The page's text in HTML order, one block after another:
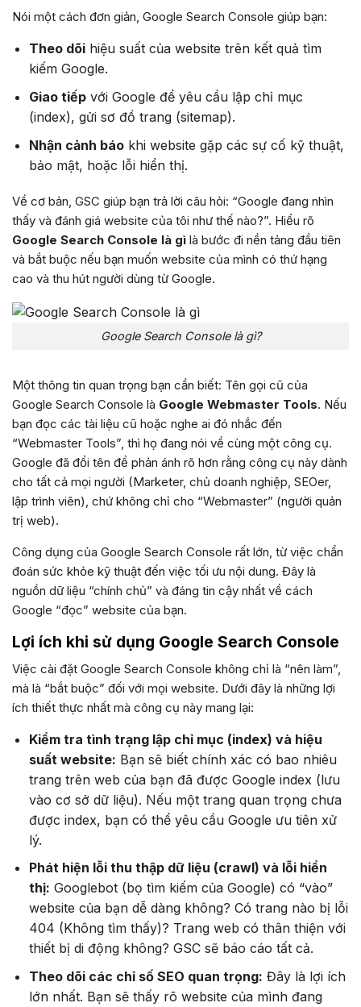
Nói một cách đơn giản, Google Search Console giúp bạn:
Theo dõihiệu suất của website trên kết quả tìm
kiếm Google.
Giao tiếpvới Google để yêu cầu lập chỉ mục
(index), gửi sơ đồ trang (sitemap).
Nhận cảnh báokhi website gặp các sự cố kỹ thuật,
bảo mật, hoặc lỗi hiển thị.
Về cơ bản, GSC giúp bạn trả lời câu hỏi: “Google đang nhìn
thấy và đánh giá website của tôi như thế nào?”. Hiểu rõ
Google Search Console là gì là bước đi nền tảng đầu tiên
và bắt buộc nếu bạn muốn website của mình có thứ hạng
cao và thu hút người dùng từ Google.
Google Search Console là gì?
Một thông tin quan trọng bạn cần biết: Tên gọi cũ của
Google Search Console là Google Webmaster Tools. Nếu
bạn đọc các tài liệu cũ hoặc nghe ai đó nhắc đến
“Webmaster Tools”, thì họ đang nói về cùng một công cụ.
Google đã đổi tên để phản ánh rõ hơn rằng công cụ này dành
cho tất cả mọi người (Marketer, chủ doanh nghiệp, SEOer,
lập trình viên), chứ không chỉ cho “Webmaster” (người quản
trị web).
Công dụng của Google Search Console rất lớn, từ việc chẩn
đoán sức khỏe kỹ thuật đến việc tối ưu nội dung. Đây là
nguồn dữ liệu “chính chủ” và đáng tin cậy nhất về cách
Google “đọc” website của bạn.
Lợi ích khi sử dụng Google Search Console
Việc cài đặt Google Search Console không chỉ là “nên làm”,
mà là “bắt buộc” đối với mọi website. Dưới đây là những lợi
ích thiết thực nhất mà công cụ này mang lại:
Kiểm tra tình trạng lập chỉ mục (index) và hiệu
suất website: Bạn sẽ biết chính xác có bao nhiêu
trang trên web của bạn đã được Google index (lưu
vào cơ sở dữ liệu). Nếu một trang quan trọng chưa
được index, bạn có thể yêu cầu Google ưu tiên xử
lý.
Phát hiện lỗi thu thập dữ liệu (crawl) và lỗi hiển
thị: Googlebot (bọ tìm kiếm của Google) có “vào”
website của bạn dễ dàng không? Có trang nào bị lỗi
404 (Không tìm thấy)? Trang web có thân thiện với
thiết bị di động không? GSC sẽ báo cáo tất cả.
Theo dõi các chỉ số SEO quan trọng: Đây là lợi ích
lớn nhất. Bạn sẽ thấy rõ website của mình đang